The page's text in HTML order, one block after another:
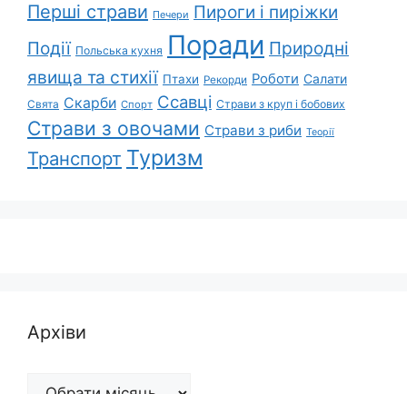
Перші страви Печери Пироги і пиріжки
Події Польська кухня Поради Природні
явища та стихії Птахи Рекорди Роботи Салати
Свята Скарби Спорт Ссавці Страви з круп і бобових
Страви з овочами Страви з риби Теорії
Транспорт Туризм
Архіви
Архіви